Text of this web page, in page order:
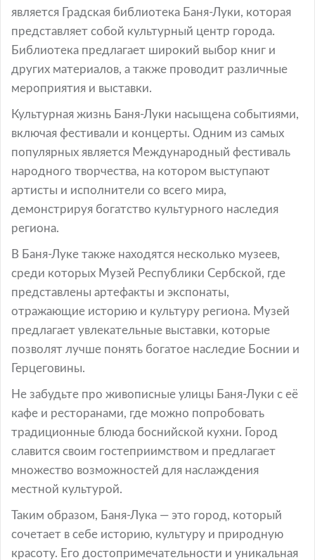
является Градская библиотека Баня-Луки, которая
представляет собой культурный центр города.
Библиотека предлагает широкий выбор книг и
других материалов, а также проводит различные
мероприятия и выставки.
Культурная жизнь Баня-Луки насыщена событиями,
включая фестивали и концерты. Одним из самых
популярных является Международный фестиваль
народного творчества, на котором выступают
артисты и исполнители со всего мира,
демонстрируя богатство культурного наследия
региона.
В Баня-Луке также находятся несколько музеев,
среди которых Музей Республики Сербской, где
представлены артефакты и экспонаты,
отражающие историю и культуру региона. Музей
предлагает увлекательные выставки, которые
позволят лучше понять богатое наследие Боснии и
Герцеговины.
Не забудьте про живописные улицы Баня-Луки с её
кафе и ресторанами, где можно попробовать
традиционные блюда боснийской кухни. Город
славится своим гостеприимством и предлагает
множество возможностей для наслаждения
местной культурой.
Таким образом, Баня-Лука — это город, который
сочетает в себе историю, культуру и природную
красоту. Его достопримечательности и уникальная